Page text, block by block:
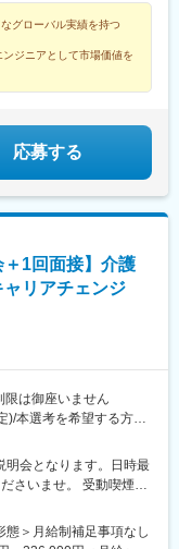
グローバル実績を持つ
ジニアとして市場価値を
応募する
1回面接】介護
リアチェンジ
限は御座いません
本選考を希望する方は
す）
ましたら、WEB会議
。
明会となります。日時最
さいませ。 受動喫煙対
態＞月給制補足事項なし